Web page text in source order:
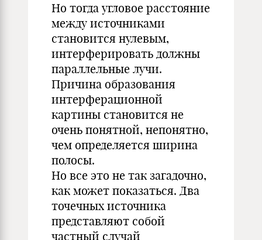
Но тогда угловое расстояние
между источниками
становится нулевым,
интерферировать должны
параллельные лучи.
Причина образования
интерферационной
картины становится не
очень понятной, непонятно,
чем определяется ширина
полосы.
Но все это не так загадочно,
как может показаться. Два
точечных источника
представляют собой
частный случай